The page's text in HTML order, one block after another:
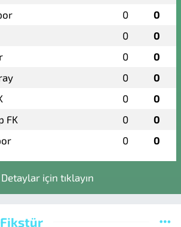
0 0
0 0
0 0
0 0
0 0
FK 0 0
0 0
Detaylar için tıklayın